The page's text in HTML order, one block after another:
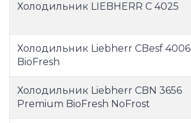
Холодильник LIEBHERR C 4025
Холодильник Liebherr CBesf 4006
BioFresh
Холодильник Liebherr CBN 3656
Premium BioFresh NoFrost